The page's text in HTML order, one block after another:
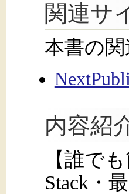
関連サ
本書の
内容紹
【誰で
Stack・